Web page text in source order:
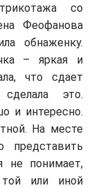
со
Феофанова
обнаженку.
– яркая и
что сдает
это.
и интересно.
На месте
представить
не понимает,
той или иной